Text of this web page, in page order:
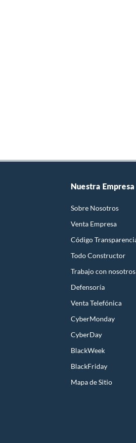
Nuestra Empresa
Sobre Nosotros
Venta Empresa
Código
Todo Constructor
Trabajo con nosotros
Defensoría
Venta Telefónica
CyberMonday
CyberDay
BlackWeek
BlackFriday
Mapa de Sitio